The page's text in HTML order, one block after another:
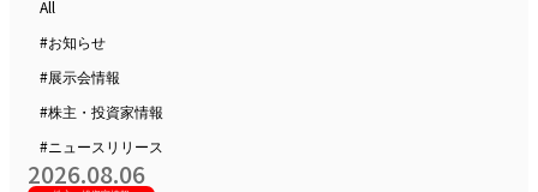
NEWS
お知らせ
お知らせ一覧を見る